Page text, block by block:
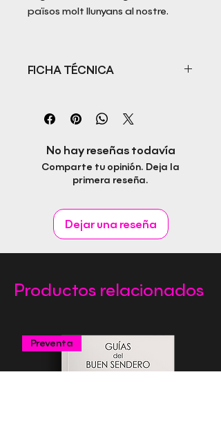
països molt llunyans al nostre.
FICHA TÉCNICA
Vegetals Tradicionals de les Illes
Balears - Tom II.
Falconer
ISBN: 978-84-94997-25-9
Fecha de publicación:
Páginas: 300
Género: Naturaleza y mundo
natural
Editorial Rapitbook S.L.
No hay reseñas todavía
Comparte tu opinión. Deja la
primera reseña.
Dejar una reseña
Productos relacionados
Preventa